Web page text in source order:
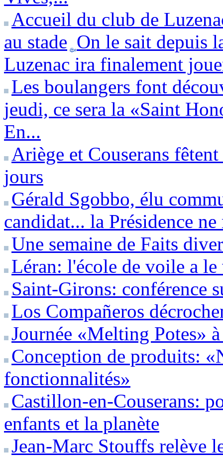
Accueil du club de
au stade On le sait depuis
Luzenac ira finalement
Les boulangers font
jeudi, ce sera la «Saint
En...
Ariège et Couserans
jours
Gérald Sgobbo, élu
candidat... la Présidence
Une semaine de Faits
Léran: l'école de voile a le
Saint-Girons: conférence
Los Compañeros
Journée «Melting Potes»
Conception de produits:
fonctionnalités»
Castillon-en-Couserans:
enfants et la planète
Jean-Marc Stouffs relève